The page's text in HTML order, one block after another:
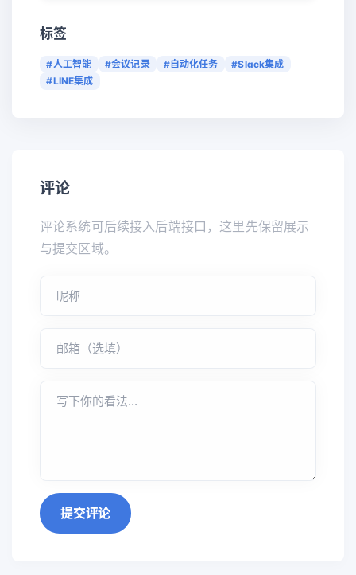
标签
#人工智能 #会议记录 #自动化任务
#Slack集成
#LINE集成
评论
评论系统可后续接入后端接口，这里先保留展示
与提交区域。
提交评论